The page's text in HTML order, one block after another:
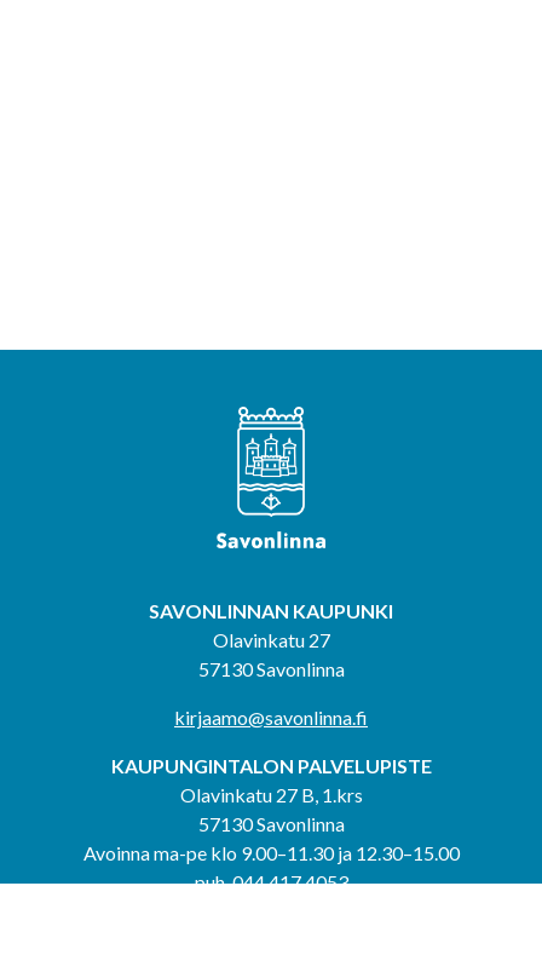
SAVONLINNAN KAUPUNKI
Olavinkatu 27
57130 Savonlinna
kirjaamo@savonlinna.fi
KAUPUNGINTALON PALVELUPISTE
Olavinkatu 27 B, 1.krs
57130 Savonlinna
Avoinna ma-pe klo 9.00–11.30 ja 12.30–15.00
puh. 044 417 4053